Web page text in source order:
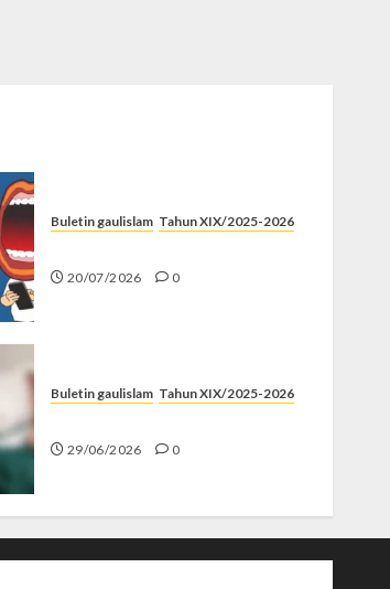
Buletin gaulislam Tahun XIX/2025-2026
20/07/2026 0
Buletin gaulislam Tahun XIX/2025-2026
29/06/2026 0